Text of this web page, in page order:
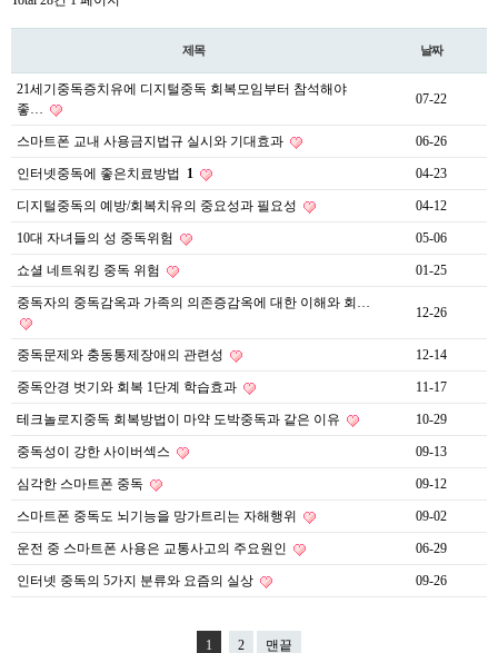
제목 날짜
21세기중독증치유에 디지털중독 회복모임부터 참석해야
좋…
07-22
스마트폰 교내 사용금지법규 실시와 기대효과 06-26
인터넷중독에 좋은치료방법 1 04-23
디지털중독의 예방/회복치유의 중요성과 필요성 04-12
10대 자녀들의 성 중독위험 05-06
쇼셜 네트워킹 중독 위험 01-25
중독자의 중독감옥과 가족의 의존증감옥에 대한 이해와 회…
12-26
중독문제와 충동통제장애의 관련성 12-14
중독안경 벗기와 회복 1단계 학습효과 11-17
테크놀로지중독 회복방법이 마약 도박중독과 같은 이유 10-29
중독성이 강한 사이버섹스 09-13
심각한 스마트폰 중독 09-12
스마트폰 중독도 뇌기능을 망가트리는 자해행위 09-02
운전 중 스마트폰 사용은 교통사고의 주요원인 06-29
인터넷 중독의 5가지 분류와 요즘의 실상 09-26
1 2 맨끝